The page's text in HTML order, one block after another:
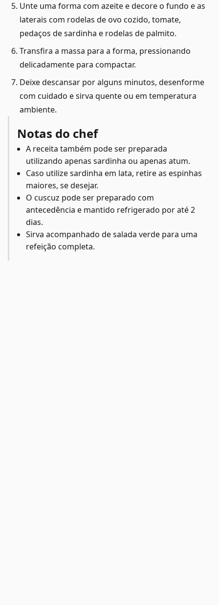
Unte uma forma com azeite e decore o fundo e as
laterais com rodelas de ovo cozido, tomate,
pedaços de sardinha e rodelas de palmito.
Transfira a massa para a forma, pressionando
delicadamente para compactar.
Deixe descansar por alguns minutos, desenforme
com cuidado e sirva quente ou em temperatura
ambiente.
Notas do chef
A receita também pode ser preparada
utilizando apenas sardinha ou apenas atum.
Caso utilize sardinha em lata, retire as espinhas
maiores, se desejar.
O cuscuz pode ser preparado com
antecedência e mantido refrigerado por até 2
dias.
Sirva acompanhado de salada verde para uma
refeição completa.